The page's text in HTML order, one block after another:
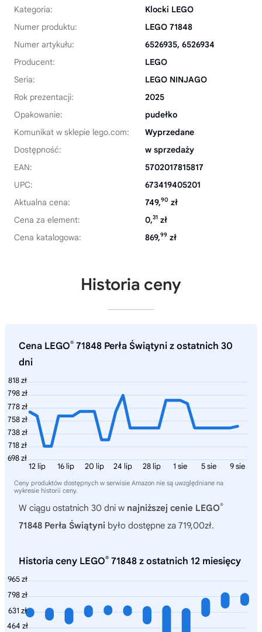
Kategoria:
Klocki LEGO
Numer produktu:
LEGO 71848
Numer artykułu:
6526935, 6526934
Producent:
LEGO
Seria:
LEGO NINJAGO
Rok prezentacji:
2025
Opakowanie:
pudełko
Komunikat w sklepie lego.com:
Wyprzedane
Dostępność:
w sprzedaży
EAN:
5702017815817
UPC:
673419405201
Aktualna cena:
749,90 zł
Cena za element:
0,31 zł
Cena katalogowa:
869,99 zł
Historia ceny
Cena LEGO® 71848 Perła Świątyni z ostatnich 30
dni
818 zł
798 zł
778 zł
758 zł
738 zł
718 zł
698 zł
9 sie
5 sie
1 sie
28 lip
24 lip
20 lip
16 lip
12 lip
Ceny produktów dostępnych w serwisie Amazon nie są uwzględniane na
wykresie historii ceny.
W ciągu ostatnich 30 dni w najniższej cenie LEGO®
71848 Perła Świątyni było dostępne za 719,00zł.
Historia ceny LEGO® 71848 z ostatnich 12 miesięcy
965 zł
798 zł
631 zł
464 zł